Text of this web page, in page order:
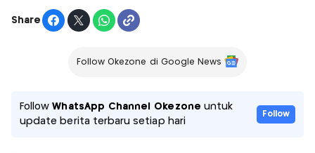
Share
Follow Okezone di Google News
FollowWhatsApp Channel Okezone untuk
update berita terbaru setiap hari
Follow